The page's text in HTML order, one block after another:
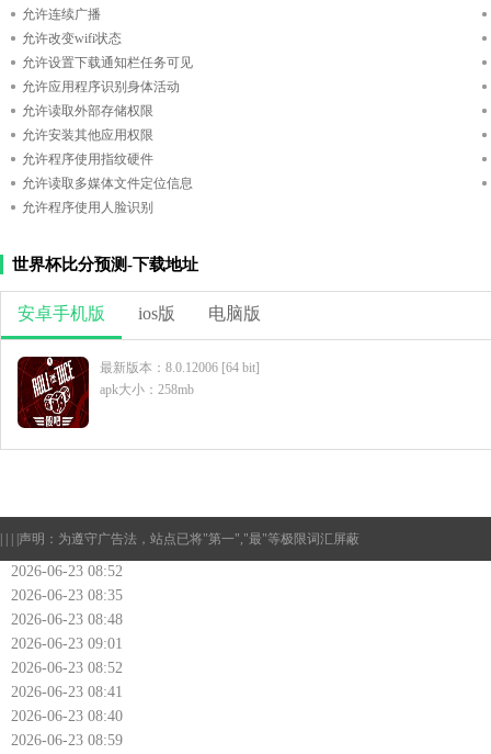
允许连续广播
允许改变wifi状态
允许设置下载通知栏任务可见
允许应用程序识别身体活动
允许读取外部存储权限
允许安装其他应用权限
允许程序使用指纹硬件
允许读取多媒体文件定位信息
允许程序使用人脸识别
世界杯比分预测-下载地址
安卓手机版 ios版 电脑版
最新版本：8.0.12006 [64 bit]
apk大小：258mb
声明：为遵守广告法，站点已将"第一","最"等极限词汇屏蔽
2026-06-23 08:52
2026-06-23 08:35
2026-06-23 08:48
2026-06-23 09:01
2026-06-23 08:52
2026-06-23 08:41
2026-06-23 08:40
2026-06-23 08:59